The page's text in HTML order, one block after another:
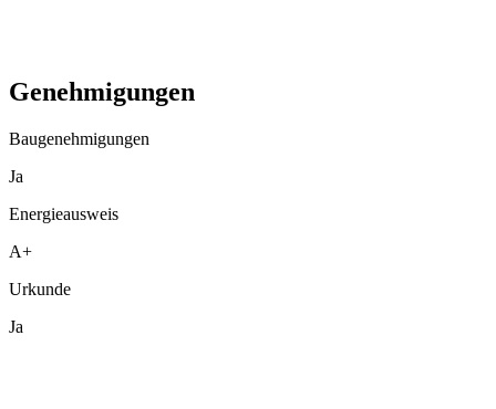
Genehmigungen
Baugenehmigungen
Ja
Energieausweis
A+
Urkunde
Ja